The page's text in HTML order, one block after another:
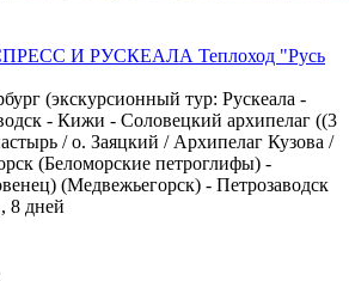
И РУСКЕАЛА Теплоход "Русь
(экскурсионный тур: Рускеала -
- Кижи - Соловецкий архипелаг ((3
/ о. Заяцкий / Архипелаг Кузова /
(Беломорские петроглифы) -
(Медвежьегорск) - Петрозаводск
8 дней